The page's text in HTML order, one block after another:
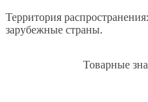
Территория
зарубежные страны.
Товарные